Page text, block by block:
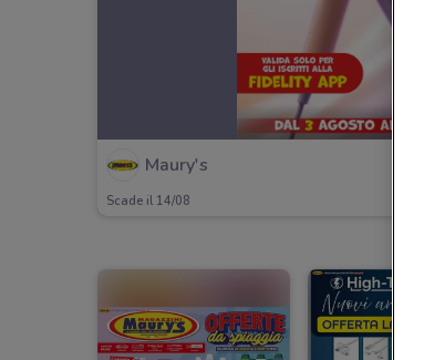
Maury's
Scade il 14/08